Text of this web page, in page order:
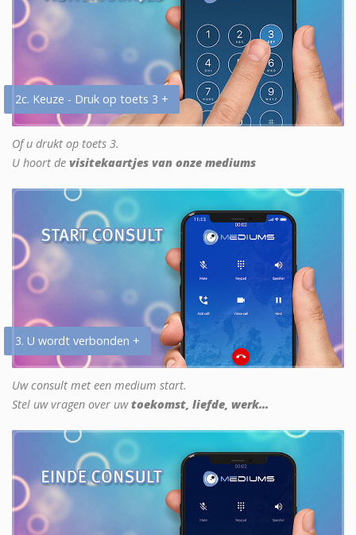
2c. Keuze - Druk op toets 3 +
Of u drukt op toets 3.
U hoort de visitekaartjes van onze mediums
3. U wordt verbonden +
Uw consult met een medium start.
Stel uw vragen over uwtoekomst, liefde, werk...